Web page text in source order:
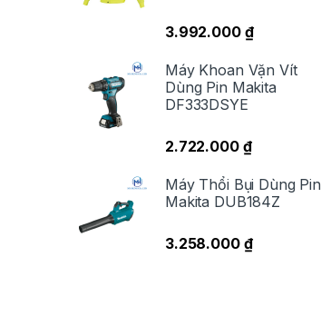
3.992.000 ₫
Máy Khoan Vặn Vít
Dùng Pin Makita
DF333DSYE
2.722.000 ₫
Máy Thổi Bụi Dùng Pin
Makita DUB184Z
3.258.000 ₫